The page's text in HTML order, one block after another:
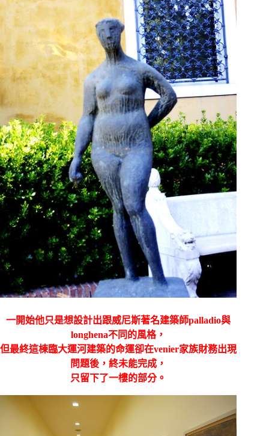
一開始他只是想設計出跟威尼斯著名建築師palladio與
longhena不同的風格，
但最終這棟臨大運河建築的命運卻在venier家族財務出現
問題後，終未能完成，
只留下了一樓的部分。